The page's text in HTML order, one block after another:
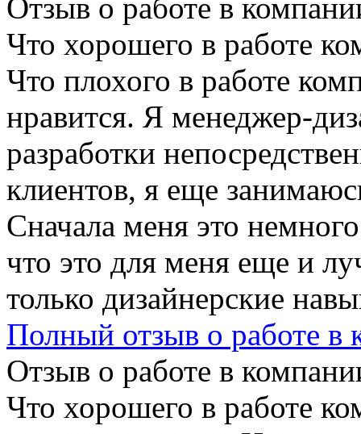
Отзыв о работе в
Что хорошего в работе
Что плохого в работе
нравится. Я менеджер-
разработки
клиентов, я еще
Сначала меня это
что это для меня еще и
только дизайнерские
Полный отзыв о работе в
Отзыв о работе в
Что хорошего в работе